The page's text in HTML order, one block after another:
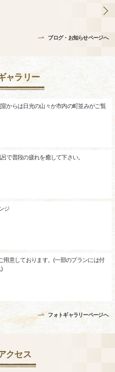
ブログ・お知らせページへ
ャラリー
からは日光の山々か市内の町並みがご覧
で普段の疲れを癒して下さい。
ジ
用意しております。(一部のプランには付
フォトギャラリーページへ
クセス